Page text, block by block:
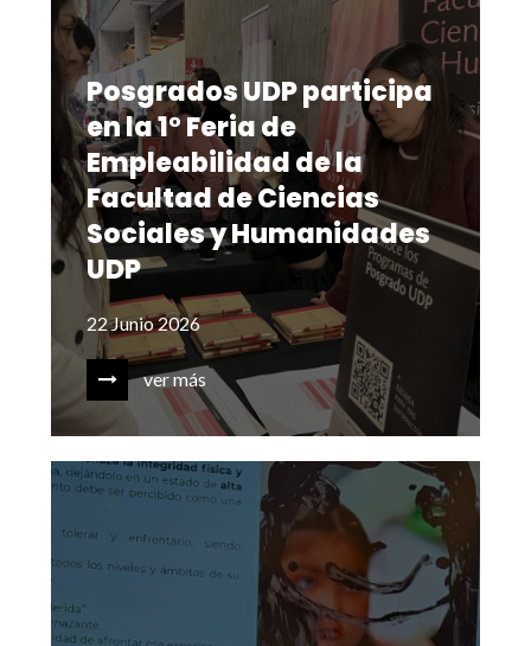
Posgrados UDP participa
en la 1° Feria de
Empleabilidad de la
Facultad de Ciencias
Sociales y Humanidades
UDP
22 Junio 2026
ver más